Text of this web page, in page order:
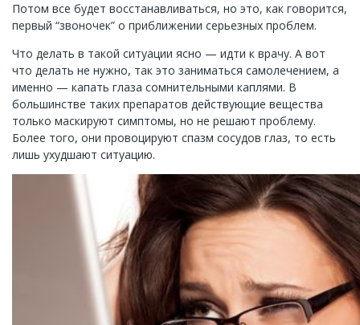
Потом все будет восстанавливаться, но это, как говорится,
первый “звоночек” о приближении серьезных проблем.
Что делать в такой ситуации ясно — идти к врачу. А вот
что делать не нужно, так это заниматься самолечением, а
именно — капать глаза сомнительными каплями. В
большинстве таких препаратов действующие вещества
только маскируют симптомы, но не решают проблему.
Более того, они провоцируют спазм сосудов глаз, то есть
лишь ухудшают ситуацию.